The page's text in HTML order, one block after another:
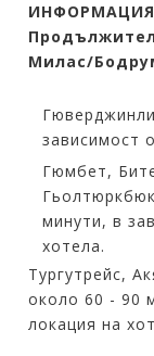
ИНФОРМАЦИЯ
Милас/
зависимост
Гюмбет,
минути, в
хотела.
Тургутрейс,
около 60 - 90
локация на